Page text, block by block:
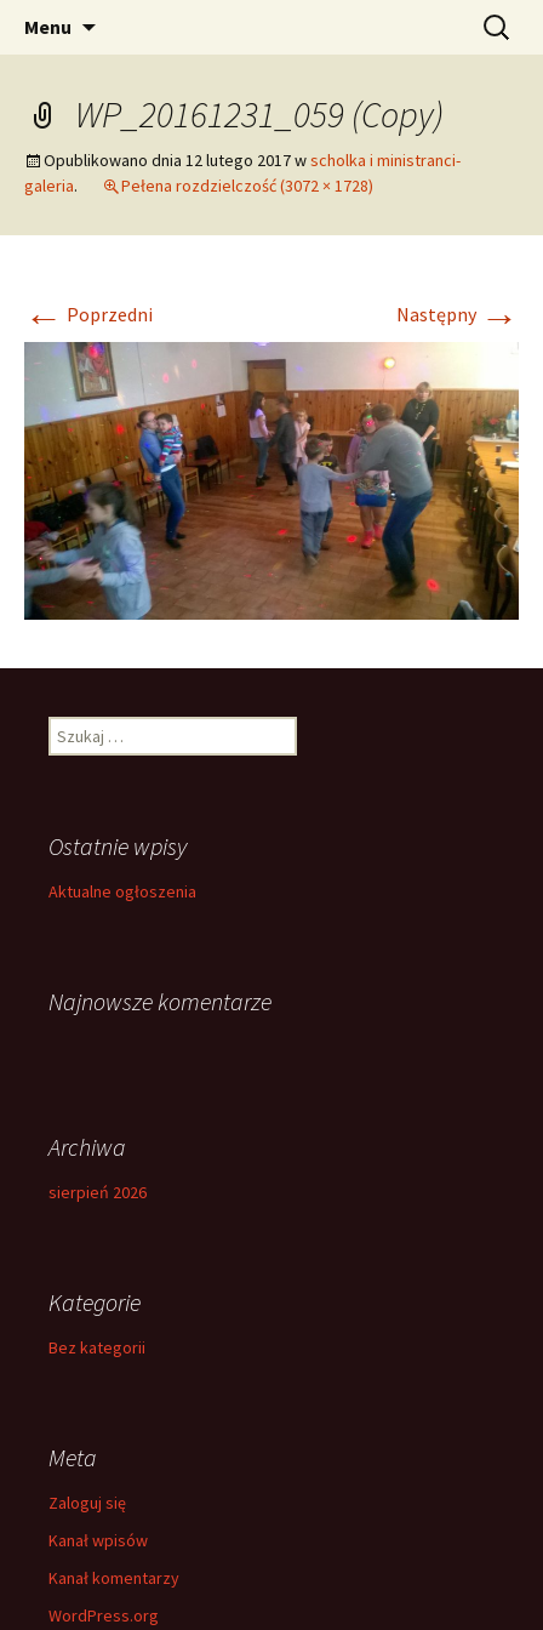
Tomaszowice – Parafia
Rzymskokatolicka
pw. Św. Apostołów Piotra i Pawła
Menu Szukaj:
WP_20161231_059 (Copy)
Opublikowano dnia 12 lutego 2017wscholka i ministranci-
galeria. Pełena rozdzielczość (3072 × 1728)
← Poprzedni Następny →
Szukaj:
Ostatnie wpisy
Aktualne ogłoszenia
Najnowsze komentarze
Archiwa
sierpień 2026
Kategorie
Bez kategorii
Meta
Zaloguj się
Kanał wpisów
Kanał komentarzy
WordPress.org